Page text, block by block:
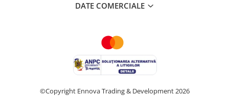
DATE COMERCIALE
©Copyright Ennova Trading & Development 2026